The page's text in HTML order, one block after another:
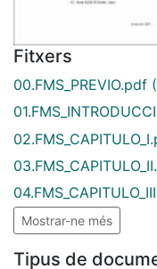
Fitxers
00.FMS_PREVIO.pdf
Mostrar-ne més
Tipus de